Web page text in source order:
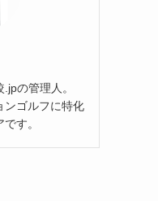
の管理人。
ンゴルフに特化
す。